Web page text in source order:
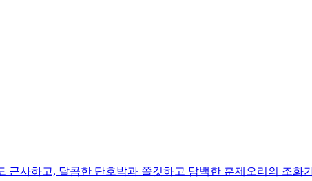
사하고, 달콤한 단호박과 쫄깃하고 담백한 훈제오리의 조화